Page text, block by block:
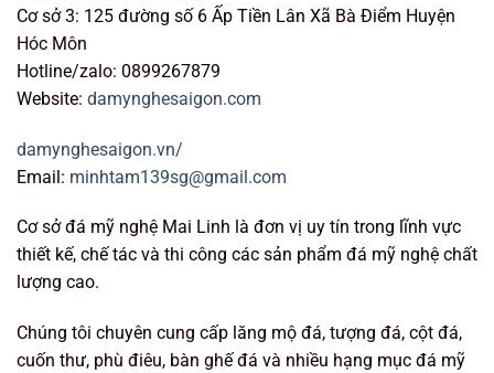
Cơ sở 3: 125 đường số 6 Ấp Tiền Lân Xã Bà Điểm Huyện
Hóc Môn
Hotline/zalo: 0899267879
Website: damynghesaigon.com
damynghesaigon.vn/
Email: minhtam139sg@gmail.com
Cơ sở đá mỹ nghệ Mai Linh là đơn vị uy tín trong lĩnh vực
thiết kế, chế tác và thi công các sản phẩm đá mỹ nghệ chất
lượng cao.
Chúng tôi chuyên cung cấp lăng mộ đá, tượng đá, cột đá,
cuốn thư, phù điêu, bàn ghế đá và nhiều hạng mục đá mỹ